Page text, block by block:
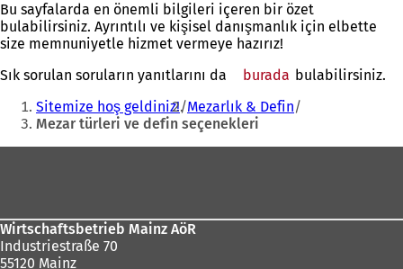
Bu sayfalarda en önemli bilgileri içeren bir özet
bulabilirsiniz. Ayrıntılı ve kişisel danışmanlık için elbette
size memnuniyetle hizmet vermeye hazırız!
Sık sorulan soruların yanıtlarını da
burada bulabilirsiniz.
Buradasınız:
Sitemize hoş geldiniz! Mezarlık & Defin
Mezar türleri ve defin seçenekleri
Wirtschaftsbetrieb Mainz AöR
Industriestraße 70
55120 Mainz